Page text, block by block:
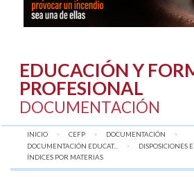
EDUCACIÓN Y
PROFESIONAL
DOCUMENTACIÓN
INICIO CEFP
DOCUMENTACIÓN
DOCUMENTACIÓN EDUCAT...
DISPOSICIONES
AQUÍ:
ÍNDICES POR MATERIAS